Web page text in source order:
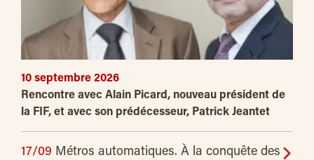
10 septembre 2026
Rencontre avec Alain Picard, nouveau président de
la FIF, et avec son prédécesseur, Patrick Jeantet
17/09 Métros automatiques. À la conquête des